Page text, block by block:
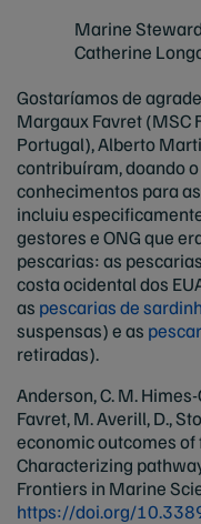
Marine
Catherine
Gostaríamos de
Margaux Favret (MSC
Portugal), Alberto
contribuíram, doando
conhecimentos para
incluiu
gestores e ONG que
pescarias: as
costa ocidental dos
as pescarias de
suspensas) e as
retiradas).
Anderson, C. M.
Favret, M. Averill, D.,
economic outcomes
Characterizing
Frontiers in Marine
https://doi.org/